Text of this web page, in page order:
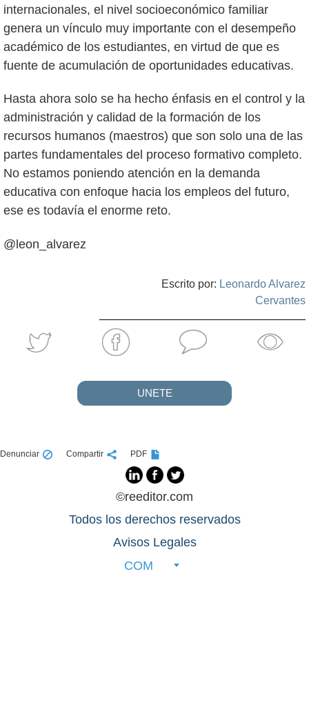
internacionales, el nivel socioeconómico familiar
genera un vínculo muy importante con el desempeño
académico de los estudiantes, en virtud de que es
fuente de acumulación de oportunidades educativas.
Hasta ahora solo se ha hecho énfasis en el control y la
administración y calidad de la formación de los
recursos humanos (maestros) que son solo una de las
partes fundamentales del proceso formativo completo.
No estamos poniendo atención en la demanda
educativa con enfoque hacia los empleos del futuro,
ese es todavía el enorme reto.
@leon_alvarez
Escrito por: Leonardo Alvarez
Cervantes
UNETE
Denunciar Compartir PDF
©reeditor.com
Todos los derechos reservados
Avisos Legales